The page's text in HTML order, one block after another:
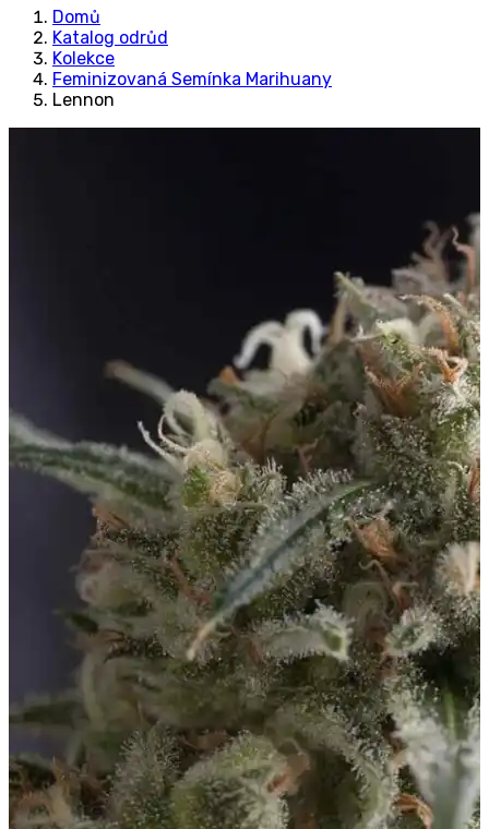
Domů
Katalog odrůd
Kolekce
Feminizovaná Semínka Marihuany
Lennon